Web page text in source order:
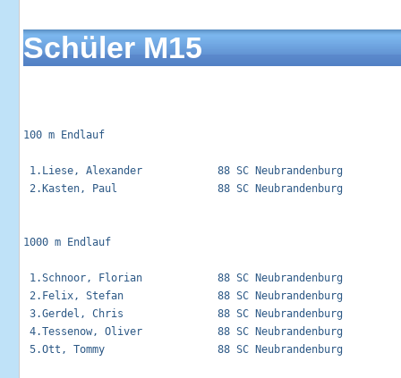
Schüler M15
100 m Endlauf
1.Liese, Alexander            88 SC Neubrandenburg
2.Kasten, Paul                88 SC Neubrandenburg
1000 m Endlauf
1.Schnoor, Florian            88 SC Neubrandenburg
2.Felix, Stefan               88 SC Neubrandenburg
3.Gerdel, Chris               88 SC Neubrandenburg
4.Tessenow, Oliver            88 SC Neubrandenburg
5.Ott, Tommy                  88 SC Neubrandenburg